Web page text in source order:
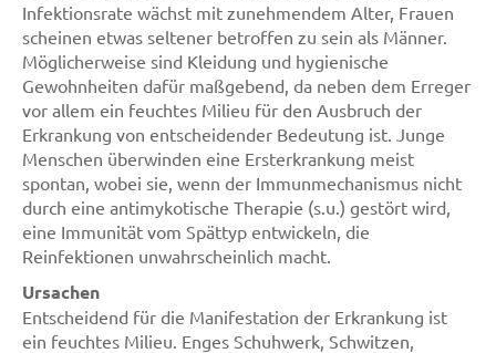
Infektionsrate wächst mit zunehmendem Alter, Frauen
scheinen etwas seltener betroffen zu sein als Männer.
Möglicherweise sind Kleidung und hygienische
Gewohnheiten dafür maßgebend, da neben dem Erreger
vor allem ein feuchtes Milieu für den Ausbruch der
Erkrankung von entscheidender Bedeutung ist. Junge
Menschen überwinden eine Ersterkrankung meist
spontan, wobei sie, wenn der Immunmechanismus nicht
durch eine antimykotische Therapie (s.u.) gestört wird,
eine Immunität vom Spättyp entwickeln, die
Reinfektionen unwahrscheinlich macht.
Ursachen
Entscheidend für die Manifestation der Erkrankung ist
ein feuchtes Milieu. Enges Schuhwerk, Schwitzen,